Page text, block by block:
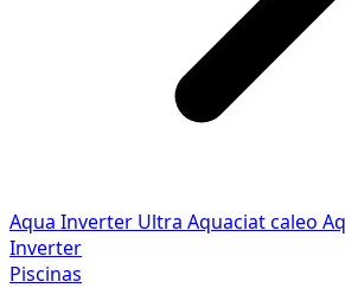
Aqua Inverter Ultra Aquaciat caleo
Inverter
Piscinas